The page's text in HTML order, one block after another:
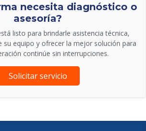
necesita diagnóstico o
asesoría?
listo para brindarle asistencia técnica,
su equipo y ofrecer la mejor solución para
continúe sin interrupciones.
Solicitar servicio